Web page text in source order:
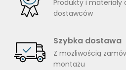
Produkty i
dostawców
Szybka dostawa
Z możliwością
montażu